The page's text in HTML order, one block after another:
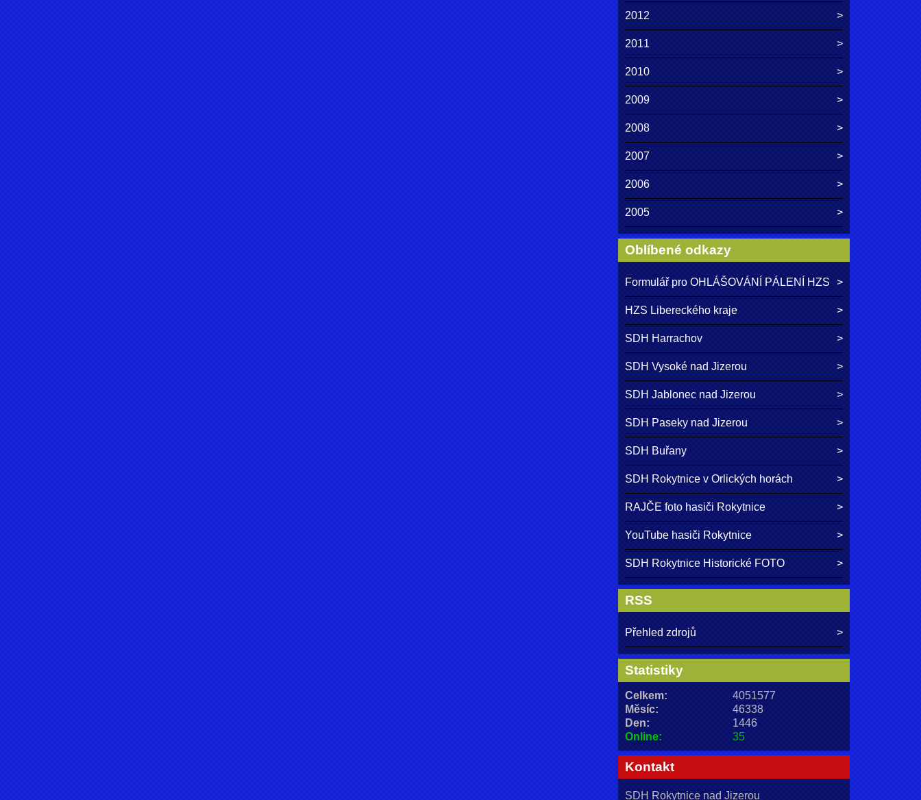
2012
2011
2010
2009
2008
2007
2006
2005
Oblíbené odkazy
Formulář pro OHLÁŠOVÁNÍ PÁLENÍ HZS
HZS Libereckého kraje
SDH Harrachov
SDH Vysoké nad Jizerou
SDH Jablonec nad Jizerou
SDH Paseky nad Jizerou
SDH Buřany
SDH Rokytnice v Orlických horách
RAJČE foto hasiči Rokytnice
YouTube hasiči Rokytnice
SDH Rokytnice Historické FOTO
RSS
Přehled zdrojů
Statistiky
Online: 35
Celkem:
4051577
Měsíc:
46338
Den:
1446
Kontakt
SDH Rokytnice nad Jizerou